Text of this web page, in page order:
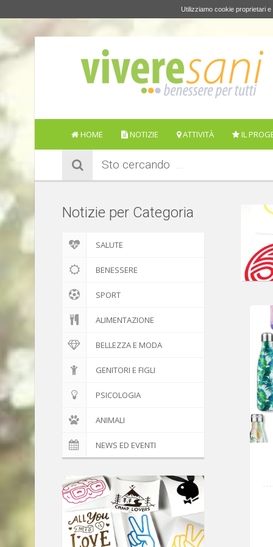
Utilizziamo cookie proprietari
HOME NOTIZIE ATTIVITÀ IL
Sto cercando
Notizie per Categoria
SALUTE
BENESSERE
SPORT
ALIMENTAZIONE
BELLEZZA E MODA
GENITORI E FIGLI
PSICOLOGIA
ANIMALI
NEWS ED EVENTI